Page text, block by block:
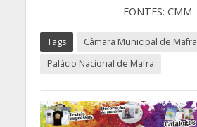
FONTES: CMM
Tags Câmara Municipal de Mafra
Palácio Nacional de Mafra